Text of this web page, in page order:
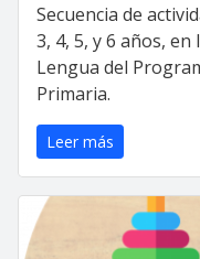
Secuencia de
3, 4, 5, y 6 años, en
Lengua del
Primaria.
Leer más